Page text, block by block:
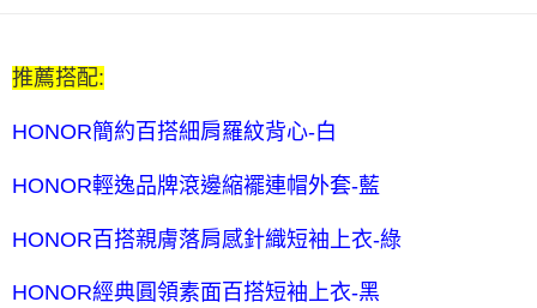
每筆NT$80，滿NT$2,000(含以上)免運費
7-11付款後取貨-訂單滿 $2000 元即享免運服務-未滿則另收
每筆NT$80，滿NT$2,000(含以上)免運費
宅配送到家-訂單滿 $2000 元即享免運服務-未滿則另收 $120 元物
每筆NT$120，滿NT$2,000(含以上)免運費
推薦搭配:
HONOR簡約百搭細肩羅紋背心-白
HONOR輕逸品牌滾邊縮襬連帽外套-藍
HONOR百搭親膚落肩感針織短袖上衣-綠
HONOR經典圓領素面百搭短袖上衣-黑